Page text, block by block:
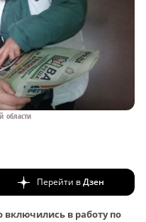
области
Перейти вДзен
в работу по